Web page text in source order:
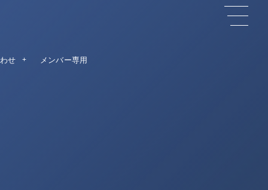
せ メンバー専用